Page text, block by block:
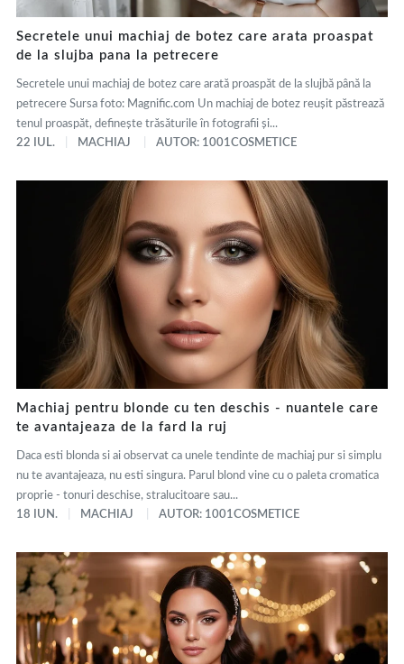
Secretele unui machiaj de botez care arata proaspat
de la slujba pana la petrecere
Secretele unui machiaj de botez care arată proaspăt de la slujbă până la
petrecere Sursa foto: Magnific.com Un machiaj de botez reușit păstrează
tenul proaspăt, definește trăsăturile în fotografii și...
22 IUL.
MACHIAJ AUTOR: 1001COSMETICE
Machiaj pentru blonde cu ten deschis - nuantele care
te avantajeaza de la fard la ruj
Daca esti blonda si ai observat ca unele tendinte de machiaj pur si simplu
nu te avantajeaza, nu esti singura. Parul blond vine cu o paleta cromatica
proprie - tonuri deschise, stralucitoare sau...
18 IUN.
MACHIAJ AUTOR: 1001COSMETICE